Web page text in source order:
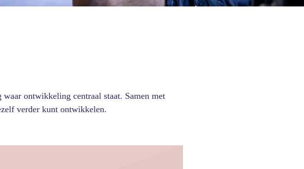
ontwikkeling centraal staat. Samen met
verder kunt ontwikkelen.